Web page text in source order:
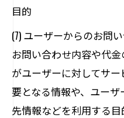
目的
(7) ユーザーからのお問
お問い合わせ内容や代
がユーザーに対してサ
要となる情報や、ユー
先情報などを利用する目